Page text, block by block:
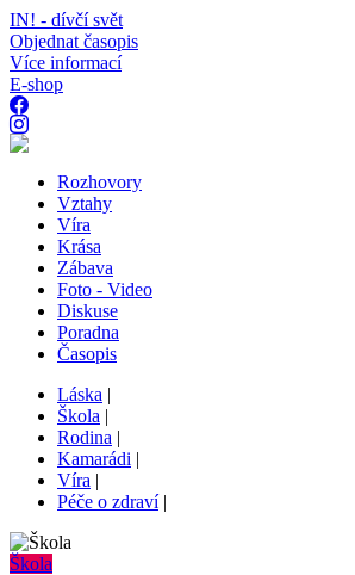
IN! - dívčí svět
Objednat časopis
Více informací
E-shop
Rozhovory
Vztahy
Víra
Krása
Zábava
Foto - Video
Diskuse
Poradna
Časopis
Láska |
Škola |
Rodina |
Kamarádi |
Víra |
Péče o zdraví|
Škola